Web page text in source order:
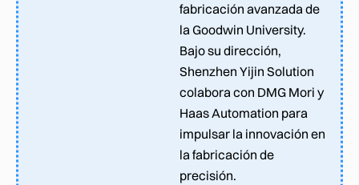
fabricación avanzada de
la Goodwin University.
Bajo su dirección,
Shenzhen Yijin Solution
colabora con DMG Mori y
Haas Automation para
impulsar la innovación en
la fabricación de
precisión.